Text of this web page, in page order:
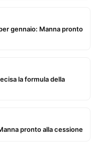
gennaio: Manna pronto
la formula della
pronto alla cessione